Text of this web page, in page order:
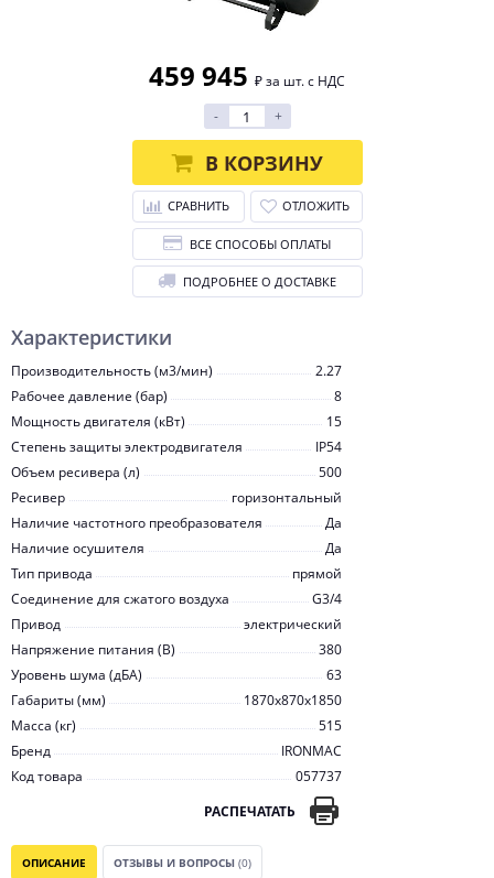
Характеристики
Производительность (м3/мин)
2.27
Рабочее давление (бар)
8
Мощность двигателя (кВт)
15
Степень защиты электродвигателя
IP54
Объем ресивера (л)
500
Ресивер
горизонтальный
Наличие частотного преобразователя
Да
Наличие осушителя
Да
Тип привода
прямой
Соединение для сжатого воздуха
G3/4
Привод
электрический
Напряжение питания (В)
380
Уровень шума (дБА)
63
Габариты (мм)
1870х870х1850
Масса (кг)
515
Бренд
IRONMAC
Код товара
057737
РАСПЕЧАТАТЬ
459 945 ₽ за шт. с НДС
-
+
В КОРЗИНУ
СРАВНИТЬ ОТЛОЖИТЬ
ВСЕ СПОСОБЫ ОПЛАТЫ
ПОДРОБНЕЕ О ДОСТАВКЕ
ОПИСАНИЕ ОТЗЫВЫ И ВОПРОСЫ (0)